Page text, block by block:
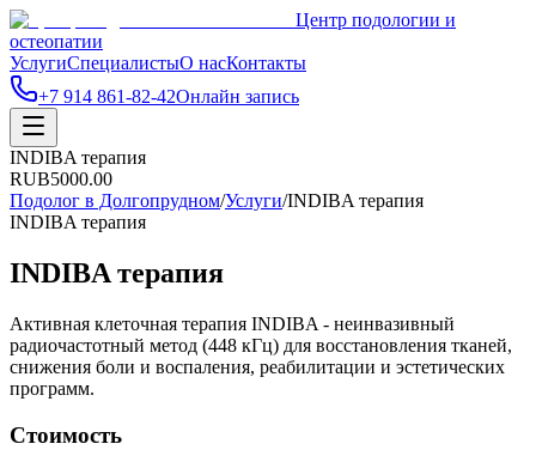
Центр подологии и
остеопатии
УслугиСпециалистыО насКонтакты
+7 914 861-82-42Онлайн запись
INDIBA терапия
RUB5000.00
Подолог в Долгопрудном/Услуги/INDIBA терапия
INDIBA терапия
INDIBA терапия
Активная клеточная терапия INDIBA - неинвазивный
радиочастотный метод (448 кГц) для восстановления тканей,
снижения боли и воспаления, реабилитации и эстетических
программ.
Стоимость